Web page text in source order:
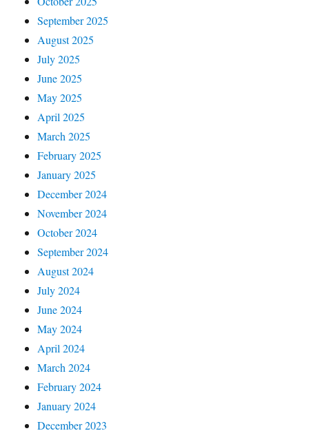
September 2025
August 2025
July 2025
June 2025
May 2025
April 2025
March 2025
February 2025
January 2025
December 2024
November 2024
October 2024
September 2024
August 2024
July 2024
June 2024
May 2024
April 2024
March 2024
February 2024
January 2024
December 2023